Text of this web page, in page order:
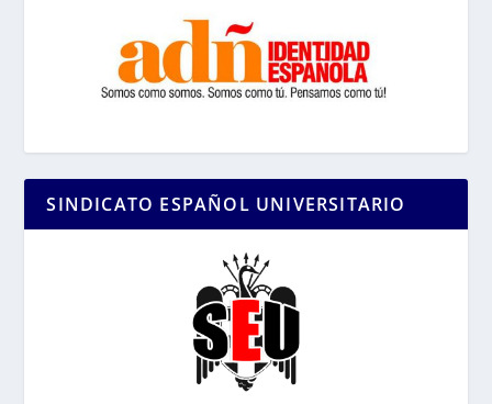
SINDICATO ESPAÑOL UNIVERSITARIO